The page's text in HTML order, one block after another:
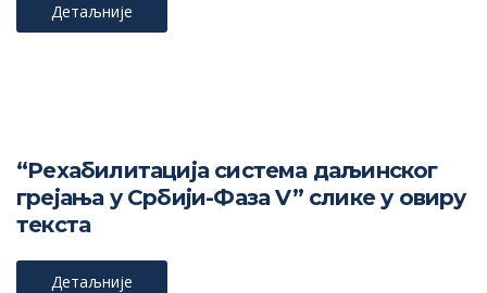
Детаљније
“Рехабилитација система даљинског
грејања у Србији-Фаза V” слике у овиру
текста
Детаљније